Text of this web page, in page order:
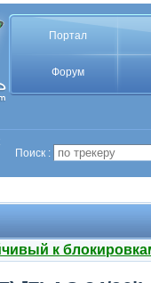
Портал
Форум
Поиск :
к